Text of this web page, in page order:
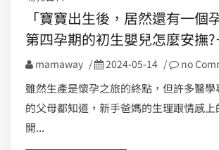
「寶寶出生後，居然還有一
第四孕期的初生嬰兒怎麼安撫?
mamaway / 2024-05-14 / no
雖然生產是懷孕之旅的終點，但許多醫
的父母都知道，新手爸媽的生理跟情感
開...